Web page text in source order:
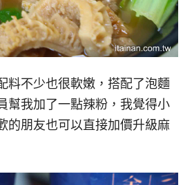
料不少也很軟嫩，搭配了泡麵
幫我加了一點辣粉，我覺得小
的朋友也可以直接加價升級麻